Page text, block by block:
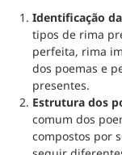
Identificação
tipos de rima
perfeita, rima
dos poemas e
presentes.
Estrutura dos
comum dos
compostos por